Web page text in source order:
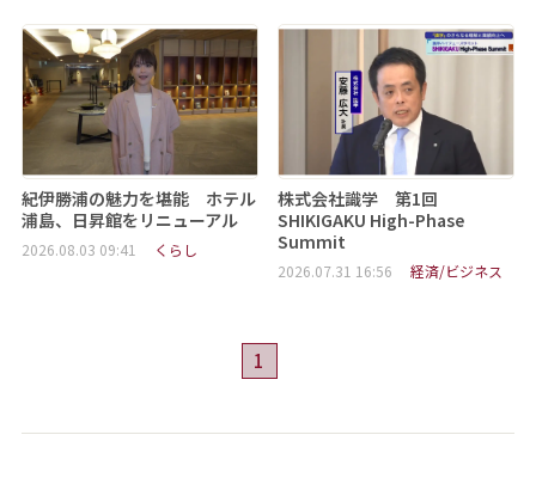
紀伊勝浦の魅力を堪能 ホテル
浦島、日昇館をリニューアル
2026.08.03 09:41 くらし
株式会社識学 第1回
SHIKIGAKU High-Phase
Summit
2026.07.31 16:56 経済/ビジネス
1